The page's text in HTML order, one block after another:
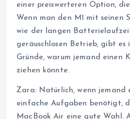
einer preiswerteren Option,
Wenn man den M1 mit seinen
wie der langen
geräuschlosen Betrieb, gibt es
Gründe, warum jemand einen
ziehen könnte.
Zara: Natürlich, wenn jemand
einfache Aufgaben benötigt,
MacBook Air eine gute Wahl.